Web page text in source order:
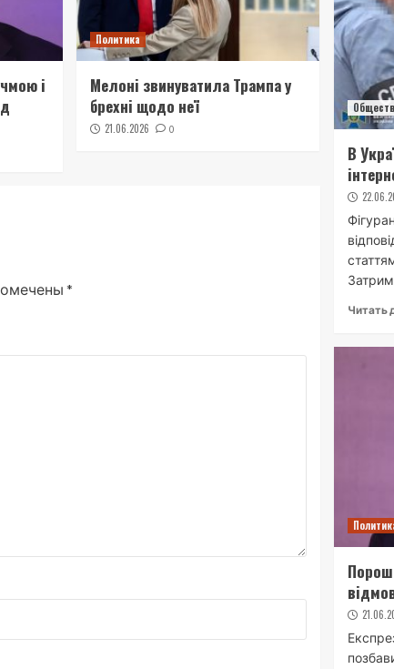
і
Политика
Мелоні звинуватила Трампа у
брехні щодо неї
21.06.2026 0
*
В
Читать